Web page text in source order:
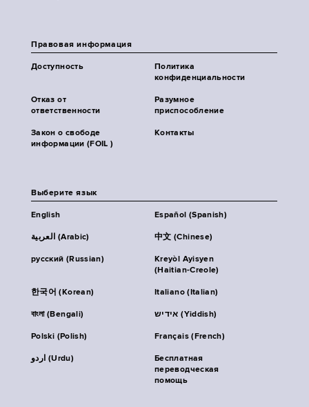
Правовая информация
Доступность
Политика
конфиденциальности
Отказ от
ответственности
Разумное
приспособление
Закон о свободе
информации (FOIL )
Контакты
Выберите язык
English Español (Spanish)
العربية (Arabic) 中文 (Chinese)
русский (Russian)
Kreyòl Ayisyen
(Haitian-Creole)
한국어 (Korean) Italiano (Italian)
বাংলা (Bengali) אידיש (Yiddish)
Polski (Polish) Français (French)
اردو (Urdu)
Бесплатная
переводческая
помощь